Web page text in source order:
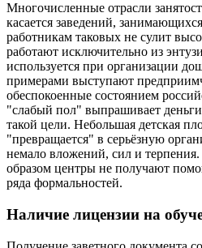
Многочисленные отрасли
касается заведений,
работникам таковых не сулит
работают исключительно из
используется при организации
примерами выступают
обеспокоенные состоянием
"слабый пол" выпрашивает
такой цели. Небольшая детская
"превращается" в серьёзную
немало вложений, сил и
образом центры не получают
ряда формальностей.
Наличие лицензии на